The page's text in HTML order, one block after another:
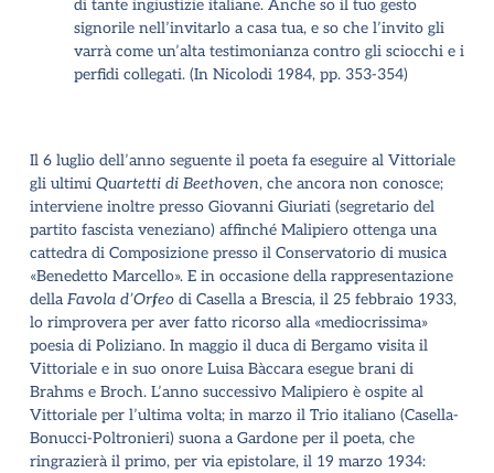
di tante ingiustizie italiane. Anche so il tuo gesto
signorile nell’invitarlo a casa tua, e so che l’invito gli
varrà come un’alta testimonianza contro gli sciocchi e i
perfidi collegati. (In Nicolodi 1984, pp. 353-354)
Il 6 luglio dell’anno seguente il poeta fa eseguire al Vittoriale
gli ultimi Quartetti di Beethoven, che ancora non conosce;
interviene inoltre presso Giovanni Giuriati (segretario del
partito fascista veneziano) affinché Malipiero ottenga una
cattedra di Composizione presso il Conservatorio di musica
«Benedetto Marcello». E in occasione della rappresentazione
della Favola d’Orfeo di Casella a Brescia, il 25 febbraio 1933,
lo rimprovera per aver fatto ricorso alla «mediocrissima»
poesia di Poliziano. In maggio il duca di Bergamo visita il
Vittoriale e in suo onore Luisa Bàccara esegue brani di
Brahms e Broch. L’anno successivo Malipiero è ospite al
Vittoriale per l’ultima volta; in marzo il Trio italiano (Casella-
Bonucci-Poltronieri) suona a Gardone per il poeta, che
ringrazierà il primo, per via epistolare, il 19 marzo 1934: